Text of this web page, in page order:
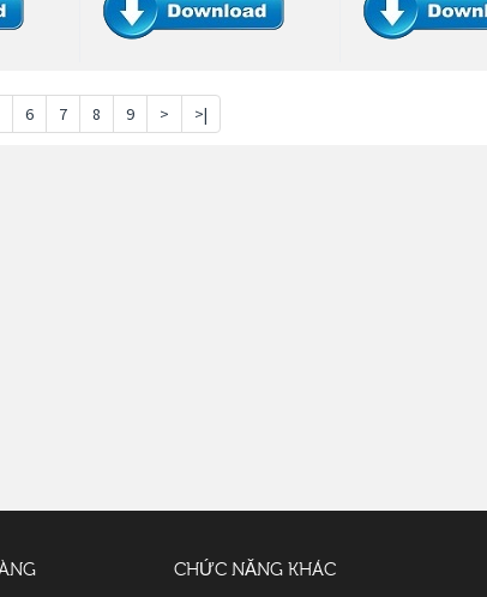
6 7 8 9 > >|
CHỨC NĂNG KHÁC